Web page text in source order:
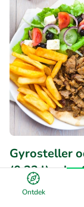
Ontdek
Gyrosteller
(0,33 l) oder
Vandaag